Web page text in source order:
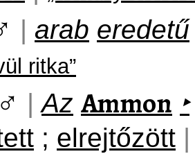
| arab eredetű
ritka”
♂ | Az Ammon ‣
; elrejtőzött |